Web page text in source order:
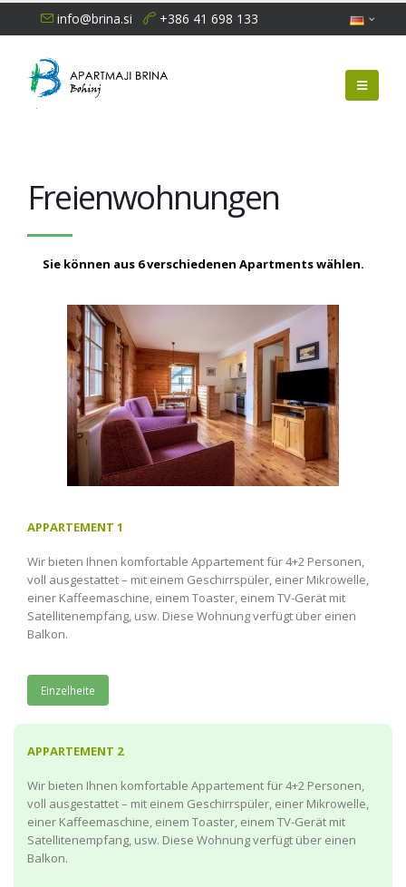
info@brina.si +386 41 698 133
Freienwohnungen
Sie können aus 6 verschiedenen Apartments wählen.
APPARTEMENT 1
Wir bieten Ihnen komfortable Appartement für 4+2 Personen,
voll ausgestattet – mit einem Geschirrspüler, einer Mikrowelle,
einer Kaffeemaschine, einem Toaster, einem TV-Gerät mit
Satellitenempfang, usw. Diese Wohnung verfügt über einen
Balkon.
Einzelheite
APPARTEMENT 2
Wir bieten Ihnen komfortable Appartement für 4+2 Personen,
voll ausgestattet – mit einem Geschirrspüler, einer Mikrowelle,
einer Kaffeemaschine, einem Toaster, einem TV-Gerät mit
Satellitenempfang, usw. Diese Wohnung verfügt über einen
Balkon.